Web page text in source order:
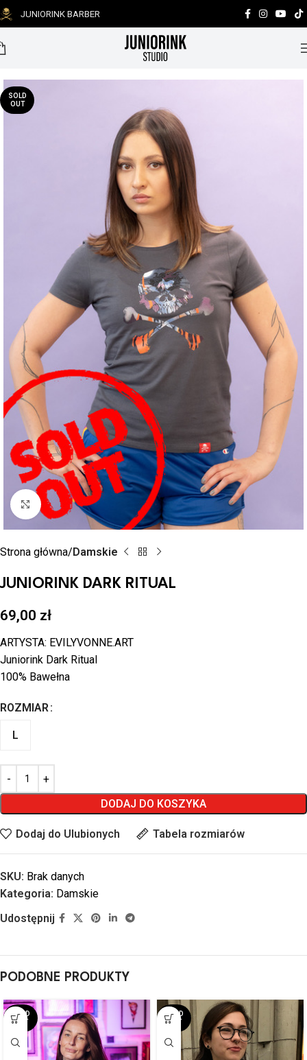
JUNIORINK BARBER
SOLD
OUT
Powiększ zdjęcie
Strona główna Damskie
JUNIORINK DARK RITUAL
69,00 zł
ARTYSTA: EVILYVONNE.ART
Juniorink Dark Ritual
100% Bawełna
ROZMIAR
L
DODAJ DO KOSZYKA
Dodaj do Ulubionych Tabela rozmiarów
SKU: Brak danych
Kategoria: Damskie
Udostępnij
PODOBNE PRODUKTY
SOLD
OUT
SOLD
OUT